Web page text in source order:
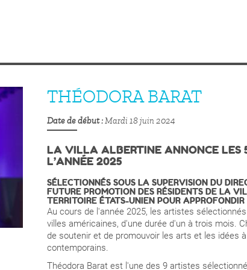
THÉODORA BARAT
Date de début Mardi 18 juin 2024
LA VILLA ALBERTINE ANNONCE LES
L’ANNÉE 2025
SÉLECTIONNÉS SOUS LA SUPERVISION DU
FUTURE PROMOTION DES RÉSIDENTS DE LA
TERRITOIRE ÉTATS-UNIEN POUR
Au cours de l'année 2025, les artistes
villes américaines, d'une durée d'un à trois mois.
de soutenir et de promouvoir les arts et les idées
contemporains.
Théodora Barat est l'une des 9 artistes